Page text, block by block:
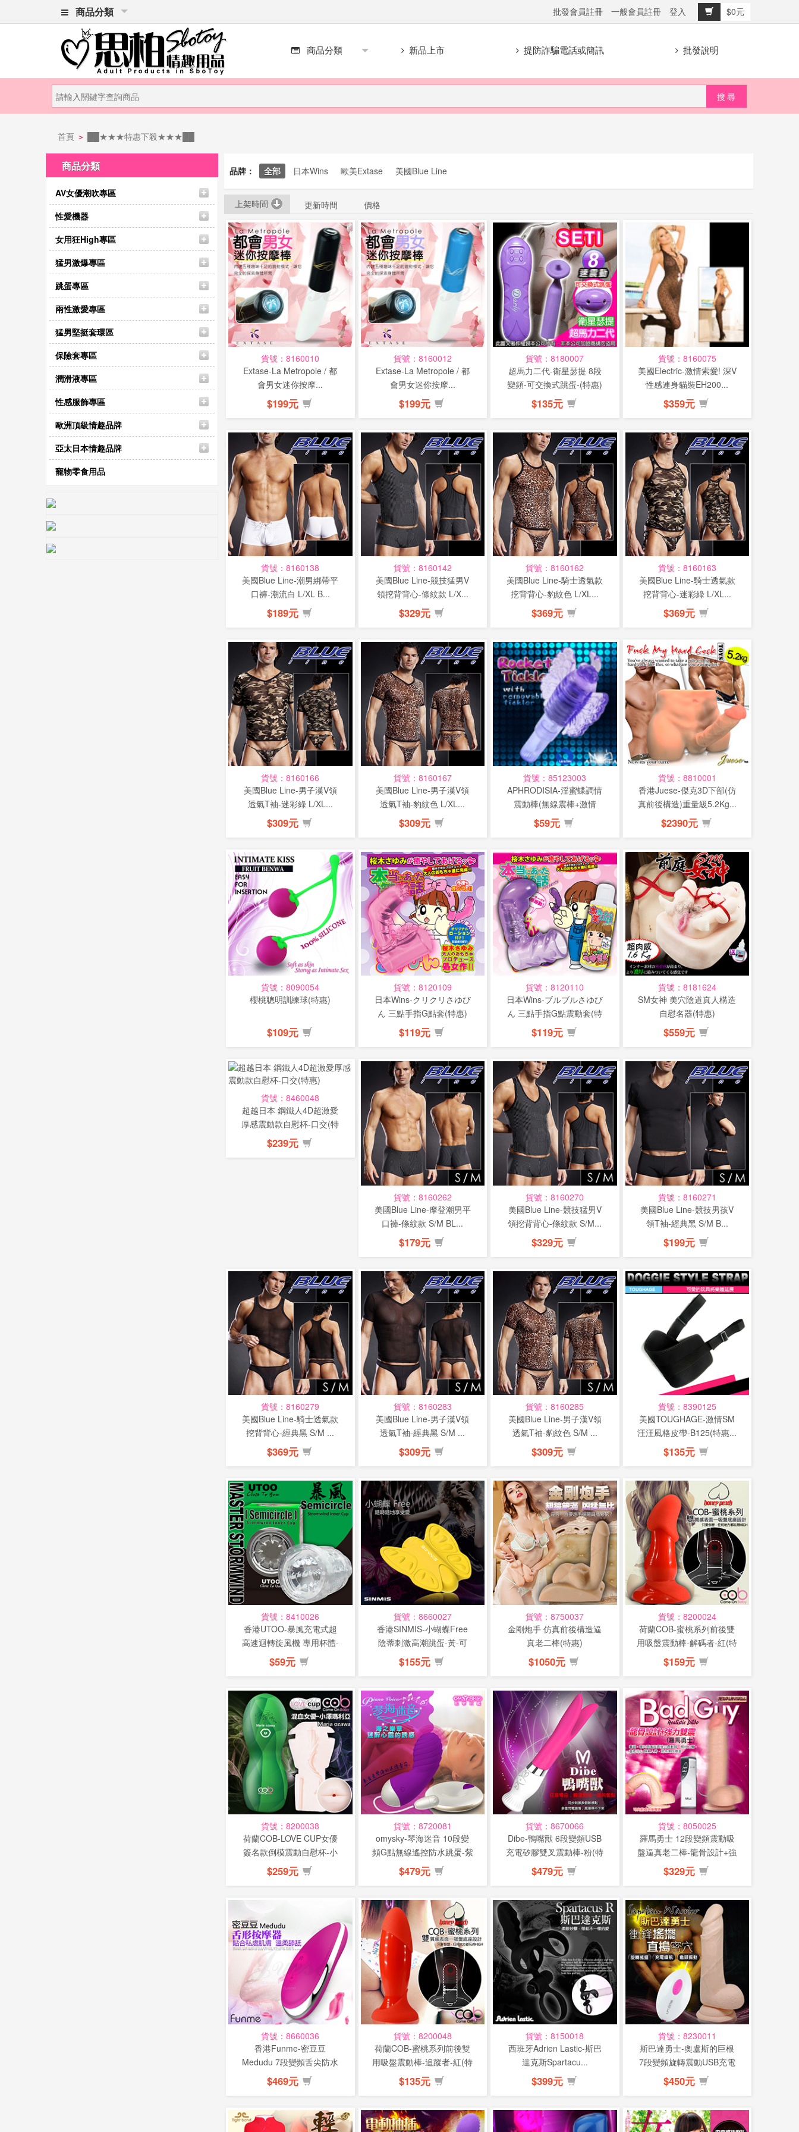
商品分類 批發會員註冊 一般會員註冊 登入 $0元
商品分類 新品上市 提防詐騙電話或簡訊 批發說明
首頁 > ██★★★特惠下殺★★★██
商品分類
AV女優潮吹專區
性愛機器
女用狂High專區
猛男激爆專區
跳蛋專區
兩性激愛專區
猛男堅挺套環區
保險套專區
潤滑液專區
性感服飾專區
歐洲頂級情趣品牌
亞太日本情趣品牌
寵物零食用品
品牌： 全部 日本Wins 歐美Extase 美國Blue Line
上架時間 更新時間 價格
貨號：8160010
Extase-La Metropole / 都
會男女迷你按摩...
$199元
貨號：8160012
Extase-La Metropole / 都
會男女迷你按摩...
$199元
貨號：8180007
超馬力二代-衛星瑟提 8段
變頻-可交換式跳蛋-(特惠)
$135元
貨號：8160075
美國Electric-激情索愛! 深V
性感連身貓裝EH200...
$359元
貨號：8160138
美國Blue Line-潮男綁帶平
口褲-潮流白 L/XL B...
$189元
貨號：8160142
美國Blue Line-競技猛男V
領挖背背心-條紋款 L/X...
$329元
貨號：8160162
美國Blue Line-騎士透氣款
挖背背心-豹紋色 L/XL...
$369元
貨號：8160163
美國Blue Line-騎士透氣款
挖背背心-迷彩綠 L/XL...
$369元
貨號：8160166
美國Blue Line-男子漢V領
透氣T袖-迷彩綠 L/XL...
$309元
貨號：8160167
美國Blue Line-男子漢V領
透氣T袖-豹紋色 L/XL...
$309元
貨號：85123003
APHRODISIA-淫蜜蝶調情
震動棒(無線震棒+激情
套)-...
$59元
貨號：8810001
香港Juese-傑克3D下部(仿
真前後構造)重量級5.2Kg...
$2390元
貨號：8090054
櫻桃聰明訓練球(特惠)
$109元
貨號：8120109
日本Wins-クリクリさゆび
ん 三點手指G點套(特惠)
$119元
貨號：8120110
日本Wins-ブルブルさゆび
ん 三點手指G點震動套(特
惠)
$119元
貨號：8181624
SM女神 美穴陰道真人構造
自慰名器(特惠)
$559元
貨號：8460048
超越日本 鋼鐵人4D超激愛
厚感震動款自慰杯-口交(特
惠)
$239元
貨號：8160262
美國Blue Line-摩登潮男平
口褲-條紋款 S/M BL...
$179元
貨號：8160270
美國Blue Line-競技猛男V
領挖背背心-條紋款 S/M...
$329元
貨號：8160271
美國Blue Line-競技男孩V
領T袖-經典黑 S/M B...
$199元
貨號：8160279
美國Blue Line-騎士透氣款
挖背背心-經典黑 S/M ...
$369元
貨號：8160283
美國Blue Line-男子漢V領
透氣T袖-經典黑 S/M ...
$309元
貨號：8160285
美國Blue Line-男子漢V領
透氣T袖-豹紋色 S/M ...
$309元
貨號：8390125
美國TOUGHAGE-激情SM
汪汪風格皮帶-B125(特惠...
$135元
貨號：8410026
香港UTOO-暴風充電式超
高速迴轉旋風機 專用杯體-
半圓形(...
$59元
貨號：8660027
香港SINMIS-小蝴蝶Free
陰蒂刺激高潮跳蛋-黃-可
換...
$155元
貨號：8750037
金剛炮手 仿真前後構造逼
真老二棒(特惠)
$1050元
貨號：8200024
荷蘭COB-蜜桃系列前後雙
用吸盤震動棒-解碼者-紅(特
惠)
$159元
貨號：8200038
荷蘭COB-LOVE CUP女優
簽名款倒模震動自慰杯-小
澤瑪...
$259元
貨號：8720081
omysky-琴海迷音 10段變
頻G點無線遙控防水跳蛋-紫
色...
$479元
貨號：8670066
Dibe-鴨嘴獸 6段變頻USB
充電矽膠雙叉震動棒-粉(特
惠...
$479元
貨號：8050025
羅馬勇士 12段變頻震動吸
盤逼真老二棒-龍骨設計+強
力雙震(...
$329元
貨號：8660036
香港Funme-密豆豆
Medudu 7段變頻舌尖防水
按摩器...
$469元
貨號：8200048
荷蘭COB-蜜桃系列前後雙
用吸盤震動棒-追蹤者-紅(特
惠)
$135元
貨號：8150018
西班牙Adrien Lastic-斯巴
達克斯Spartacu...
$399元
貨號：8230011
斯巴達勇士-奧盧斯的巨根
7段變頻旋轉震動USB充電
老二棒(...
$450元